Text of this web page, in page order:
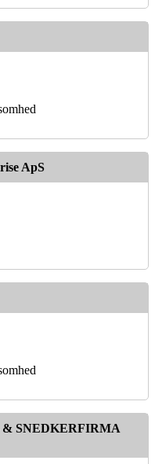
ApS
SNEDKERFIRMA